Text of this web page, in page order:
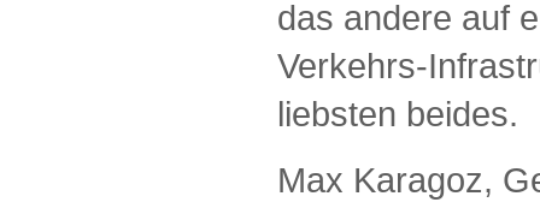
das andere auf
Verkehrs-
liebsten beides.
Max Karagoz,